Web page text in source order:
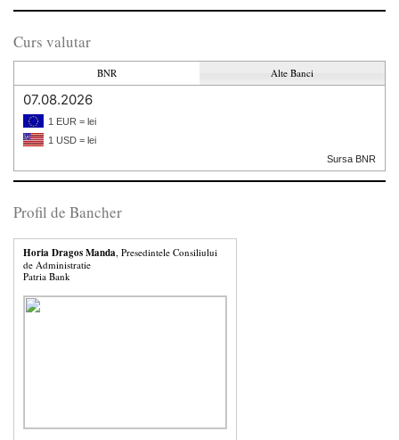
Curs valutar
BNR Alte Banci
07.08.2026
1 EUR = lei
1 USD = lei
Sursa BNR
Profil de Bancher
Horia Dragos Manda , Presedintele Consiliului
de Administratie
Patria Bank